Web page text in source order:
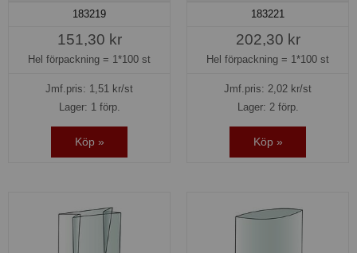
183219
151,30 kr
Hel förpackning = 1*100 st
Jmf.pris: 1,51
kr/st
Lager: 1 förp.
Köp »
183221
202,30 kr
Hel förpackning = 1*100 st
Jmf.pris: 2,02 kr/st
Lager: 2 förp.
Köp »